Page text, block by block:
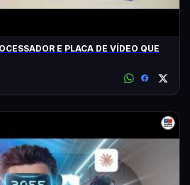
E PLACA DE VÍDEO QUE